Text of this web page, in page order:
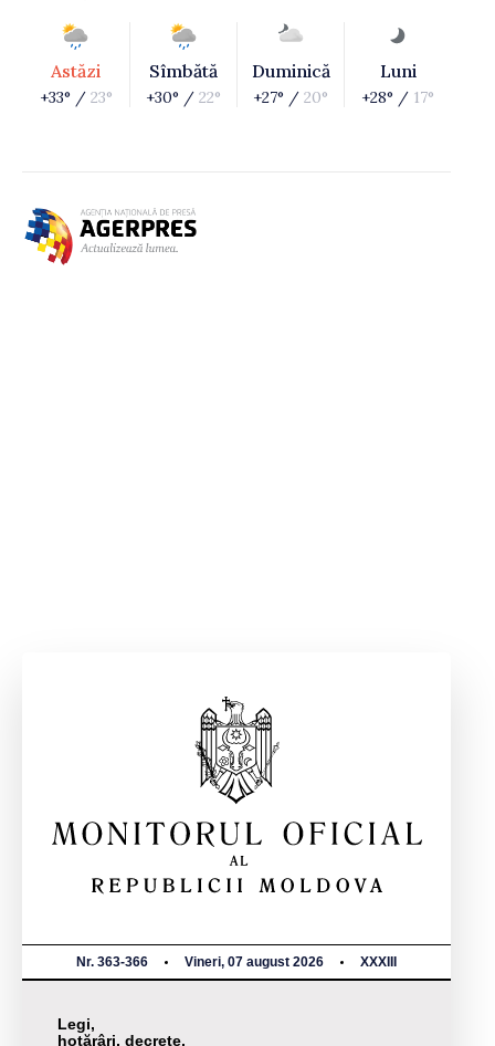
Astăzi
+33° / 23°
Sîmbătă
+30° / 22°
Duminică
+27° / 20°
Luni
+28° / 17°
Nr. 363-366 Vineri, 07 august 2026 XXXIII
Legi,
hotărâri, decrete,